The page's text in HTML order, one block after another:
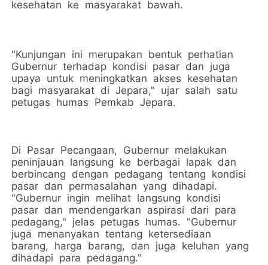
kesehatan ke masyarakat bawah.
"Kunjungan ini merupakan bentuk perhatian
Gubernur terhadap kondisi pasar dan juga
upaya untuk meningkatkan akses kesehatan
bagi masyarakat di Jepara," ujar salah satu
petugas humas Pemkab Jepara.
Di Pasar Pecangaan, Gubernur melakukan
peninjauan langsung ke berbagai lapak dan
berbincang dengan pedagang tentang kondisi
pasar dan permasalahan yang dihadapi.
"Gubernur ingin melihat langsung kondisi
pasar dan mendengarkan aspirasi dari para
pedagang," jelas petugas humas. "Gubernur
juga menanyakan tentang ketersediaan
barang, harga barang, dan juga keluhan yang
dihadapi para pedagang."